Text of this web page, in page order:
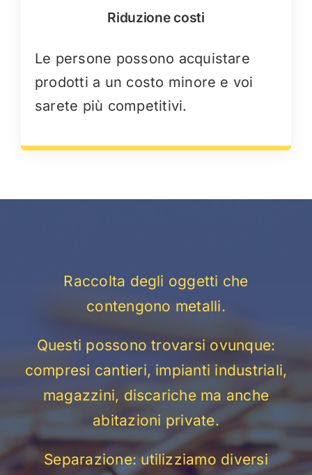
Riduzione costi
Le persone possono acquistare
prodotti a un costo minore e voi
sarete più competitivi.
Raccolta degli oggetti che
contengono metalli.
Questi possono trovarsi ovunque:
compresi cantieri, impianti industriali,
magazzini, discariche ma anche
abitazioni private.
Separazione: utilizziamo diversi